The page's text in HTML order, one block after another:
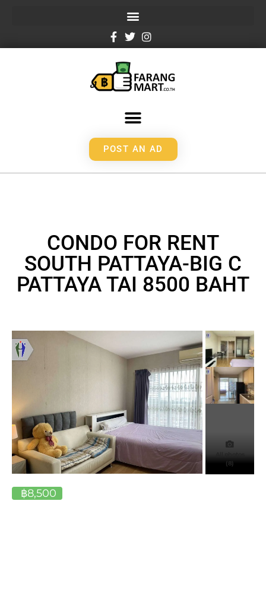
POST AN AD
CONDO FOR RENT
SOUTH PATTAYA-BIG C
PATTAYA TAI 8500 BAHT
(8)
฿8,500